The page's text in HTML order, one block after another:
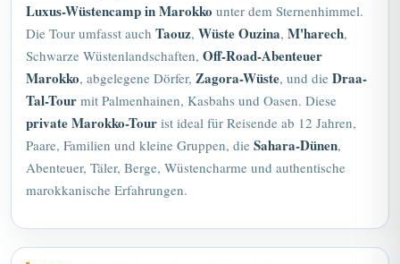
Die Tour umfasst auch Taouz,Wüste Ouzina,M'harech,
Schwarze Wüstenlandschaften,Off-Road-Abenteuer
Marokko , abgelegene Dörfer,Zagora-Wüste, und die
Tal-Tourmit Palmenhainen, Kasbahs und Oasen. Diese
private Marokko-Tourist ideal für Reisende ab 12 Jahren,
Paare, Familien und kleine Gruppen, dieSahara-Dünen,
Abenteuer, Täler, Berge, Wüstencharme und authentische
marokkanische Erfahrungen.
Marokko-Paket Reiseverlauf